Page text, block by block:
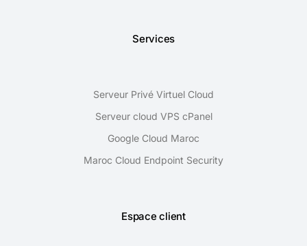
Services
Serveur Privé Virtuel Cloud
Serveur cloud VPS cPanel
Google Cloud Maroc
Maroc Cloud Endpoint Security
Espace client